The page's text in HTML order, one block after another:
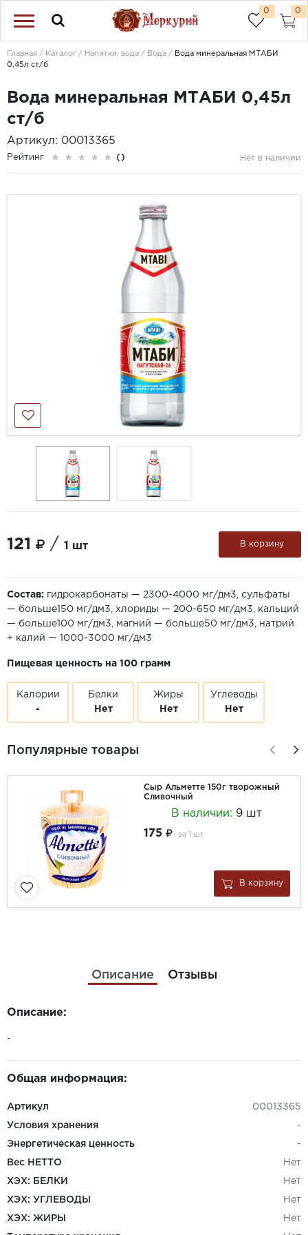
0 0
Главная Каталог Напитки, вода Вода
Вода минеральная МТАБИ
0,45л ст/б
Вода минеральная МТАБИ 0,45л
ст/б
Артикул: 00013365
Рейтинг () Нет в наличии
121 / 1 шт В корзину
Состав: гидрокарбонаты — 2300-4000 мг/дм3, сульфаты
— больше150 мг/дм3, хлориды — 200-650 мг/дм3, кальций
— больше100 мг/дм3, магний — больше50 мг/дм3, натрий
+ калий — 1000-3000 мг/дм3
Пищевая ценность на 100 грамм
Калории
-
Белки
Нет
Жиры
Нет
Углеводы
Нет
Популярные товары
Сыр Альметте 150г творожный
Сливочный
В наличии: 9 шт
175
за 1 шт
В корзину
Описание Отзывы
Описание:
-
Общая информация:
Артикул 00013365
Условия хранения -
Энергетическая ценность -
Вес НЕТТО Нет
ХЭХ: БЕЛКИ Нет
ХЭХ: УГЛЕВОДЫ Нет
ХЭХ: ЖИРЫ Нет